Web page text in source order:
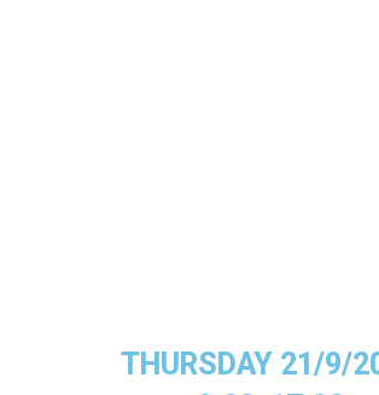
THURSDAY 21/9/